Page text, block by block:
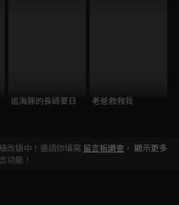
追海豚的長崎夏日 老爸救救我
改版中！邀請你填寫 留言板調查 ，
功能！
顯示更多